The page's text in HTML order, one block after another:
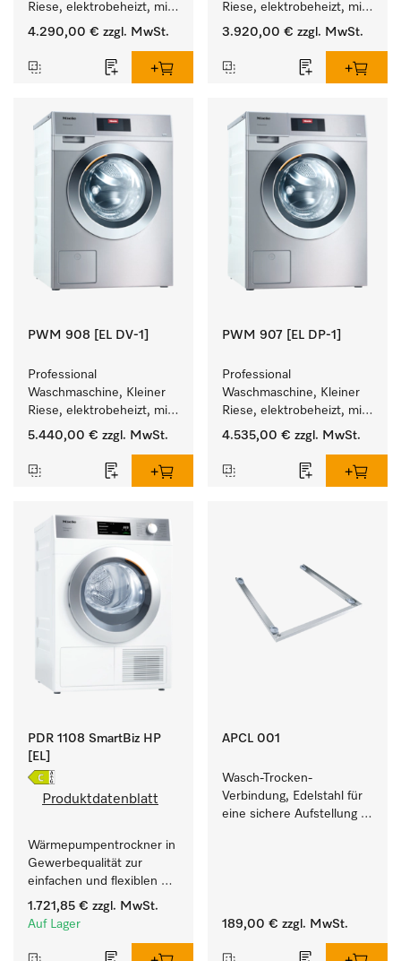
Riese, elektrobeheizt, mit
Ablaufpumpe und
Programmen.
Leistung 7 kg  in 49 min .
4.290,00 € zzgl. MwSt.
Riese, elektrobeheizt, mit
Ablaufpumpe und
Programmen.
Leistung 6 kg  in 49 min .
3.920,00 € zzgl. MwSt.
PWM 908 [EL DV-1]
Professional
Waschmaschine, Kleiner
Riese, elektrobeheizt, mit
Ablaufventil und
Programmen.
Leistung 8 kg  in 49 min .
5.440,00 € zzgl. MwSt.
PWM 907 [EL DP-1]
Professional
Waschmaschine, Kleiner
Riese, elektrobeheizt, mit
Ablaufpumpe und
Programmen.
Leistung 7 kg  in 49 min .
4.535,00 € zzgl. MwSt.
PDR 1108 SmartBiz HP
[EL]
Produktdatenblatt
Wärmepumpentrockner in
Gewerbequalität zur
einfachen und flexiblen
Aufstellung ohne
Abluftleitung.
1.721,85 € zzgl. MwSt.
Auf Lager
APCL 001
Wasch-Trocken-
Verbindung, Edelstahl für
eine sichere Aufstellung
189,00 € zzgl. MwSt.